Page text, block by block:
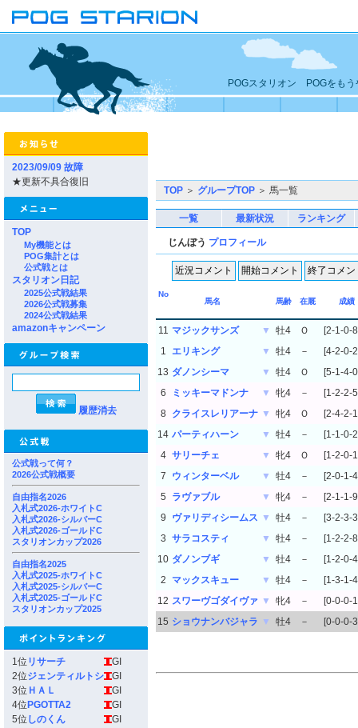
POGスタリオン POGをもう
2023/09/09 故障
★更新不具合復旧
TOP
My機能とは
POG集計とは
公式戦とは
スタリオン日記
2025公式戦結果
2026公式戦募集
2024公式戦結果
amazonキャンペーン
履歴消去
公式戦って何？
2026公式戦概要
自由指名2026
入札式2026-ホワイトC
入札式2026-シルバーC
入札式2026-ゴールドC
スタリオンカップ2026
自由指名2025
入札式2025-ホワイトC
入札式2025-シルバーC
入札式2025-ゴールドC
スタリオンカップ2025
1位 リサーチ
GI
2位ジェンティルトシ
GI
3位 ＨＡＬ
GI
4位 PGOTTA2
GI
5位 しのくん
GI
TOP ＞ グループTOP ＞ 馬一覧
一覧 最新状況 ランキング
じんぼう プロフィール
No
馬名
馬齢 在厩 成績
11 マジックサンズ ▼ 牡4 Ｏ
[2-1-0-
1
エリキング ▼ 牡4 －
[4-2-0-
13 ダノンシーマ ▼ 牡4 Ｏ
[5-1-4-
6
ミッキーマドンナ ▼ 牝4 －
[1-2-2-
8
クライスレリアーナ ▼ 牝4 Ｏ
[2-4-2-
14 パーティハーン ▼ 牡4 －
[1-1-0-
4 サリーチェ ▼ 牝4 Ｏ
[1-2-0-
7
ウィンターベル ▼ 牡4 －
[2-0-1-
5
ラヴァブル ▼ 牝4 －
[2-1-1-
9
ヴァリディシームス ▼ 牡4 －
[3-2-3-
3 サラコスティ ▼ 牡4 －
[1-2-2-
10 ダノンブギ ▼ 牡4 －
[1-2-0-
2
マックスキュー ▼ 牡4 －
[1-3-1-
12 スワーヴゴダイヴァ ▼ 牝4 －
[0-0-0-
15 ショウナンバジャラ ▼ 牡4 － [0-0-0-